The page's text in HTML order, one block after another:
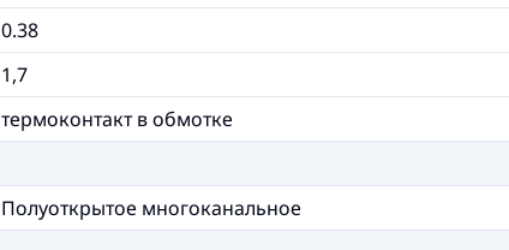
0.38
1,7
термоконтакт в обмотке
Полуоткрытое многоканальное